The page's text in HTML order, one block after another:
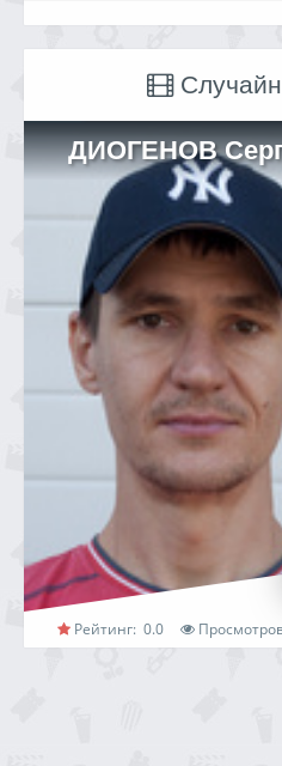
ДИОГЕНОВ
Рейтинг: 0.0